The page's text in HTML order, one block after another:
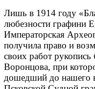
Лишь в 1914 году
любезности графини
Императорская
получила право и
своих работ
Воронцова, при
дошедший до нашего